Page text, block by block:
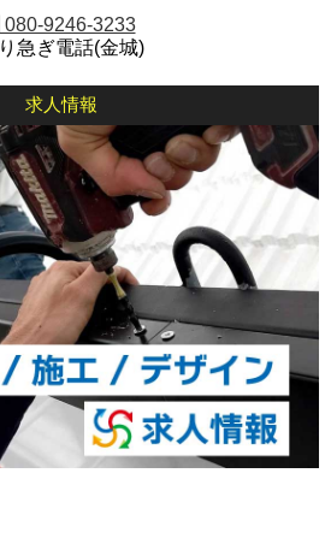
080-9246-3233
急ぎ電話(金城)
求人情報